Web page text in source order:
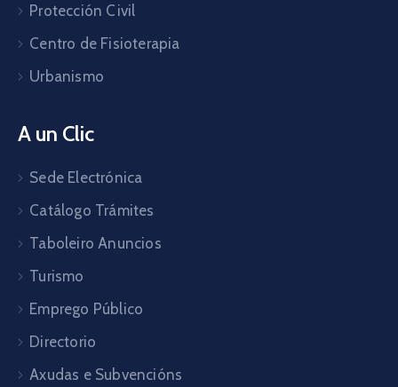
Protección Civil
Centro de Fisioterapia
Urbanismo
A un Clic
Sede Electrónica
Catálogo Trámites
Taboleiro Anuncios
Turismo
Emprego Público
Directorio
Axudas e Subvencións